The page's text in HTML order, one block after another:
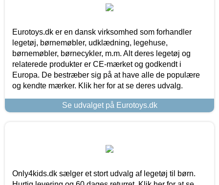
Eurotoys.dk er en dansk virksomhed som forhandler
legetøj, børnemøbler, udklædning, legehuse,
børnemøbler, børnecykler, m.m. Alt deres legetøj og
relaterede produkter er CE-mærket og godkendt i
Europa. De bestræber sig på at have alle de populære
og kendte mærker. Klik her for at se deres udvalg.
Se udvalget på Eurotoys.dk
Only4kids.dk sælger et stort udvalg af legetøj til børn.